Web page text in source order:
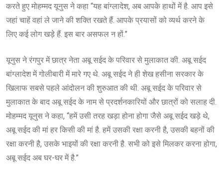
करते हुए मोहम्मद यूनुस ने कहा “यह बांग्लादेश, अब आपके हाथों में है. आप इसे
जहां चाहें वहां ले जाने की शक्ति रखते हैं. आपके प्रयासों को व्यर्थ करने के
लिए कई लोग खड़े हैं. इस बार असफल न हों.”
यूनुस ने रंगपुर में छात्र नेता अबू सईद के परिवार से मुलाकात की. अबू सईद
बांग्लादेश में गोलीबारी में मारे गए थे. अबू सईद ने ही शेख हसीना सरकार के
खिलाफ सबसे पहले आंदोलन की शुरुआत की थी. अबू सईद के परिवार से
मुलाकात के बाद अबू सईद के नाम से प्रदर्शनकारियों और छात्रों को सलाह दी.
मोहम्मद यूनुस ने कहा, “हमें उसी तरह खड़ा होना होगा जैसे अबू सईद खड़े थे,
अबू सईद की मां हर किसी की मां है. हमें उसकी रक्षा करनी है, उसकी बहनों की
रक्षा करनी है, उसके भाइयों की रक्षा करनी है. सभी को इसे मिलकर करना होगा,
अबू सईद अब घर-घर में है.”